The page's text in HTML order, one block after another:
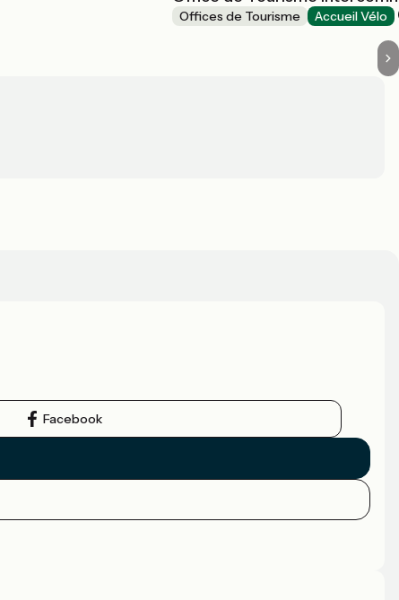
Offices de Tourisme Accueil Vélo
Facebook